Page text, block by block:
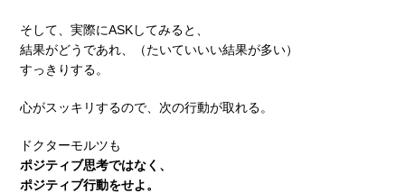
そして、実際にASKしてみると、
結果がどうであれ、（たいていいい結果が多い）
すっきりする。
心がスッキリするので、次の行動が取れる。
ドクターモルツも
ポジティブ思考ではなく、
ポジティブ行動をせよ。